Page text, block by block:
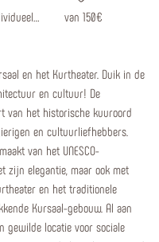
van 150€
en het Kurtheater. Duik in de
en cultuur! De
van het historische kuuroord
en cultuurliefhebbers.
van het UNESCO-
zijn elegantie, maar ook met
en het traditionele
Kursaal-gebouw. Al aan
gewilde locatie voor sociale